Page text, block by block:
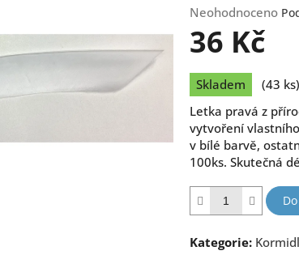
Průměrné
hodnocení
produktu
0,0
z
5
hvězdiček.
Neohodnoceno
36 Kč
Měrná
cena:
Skladem
(43 ks)
Letka pravá z
vytvoření
v bílé barvě,
100ks. Skutečná
Kategorie: